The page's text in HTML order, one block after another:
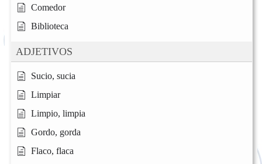
Comedor
Biblioteca
ADJETIVOS
Sucio, sucia
Limpiar
Limpio, limpia
Gordo, gorda
Flaco, flaca